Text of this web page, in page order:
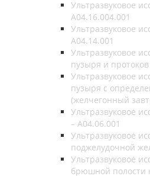
Ультразвуковое
A04.16.004.001
Ультразвуковое
A04.14.001
Ультразвуковое
пузыря и
Ультразвуковое
пузыря с
(желчегонный
Ультразвуковое
– A04.06.001
Ультразвуковое
поджелудочной
Ультразвуковое
брюшной полости